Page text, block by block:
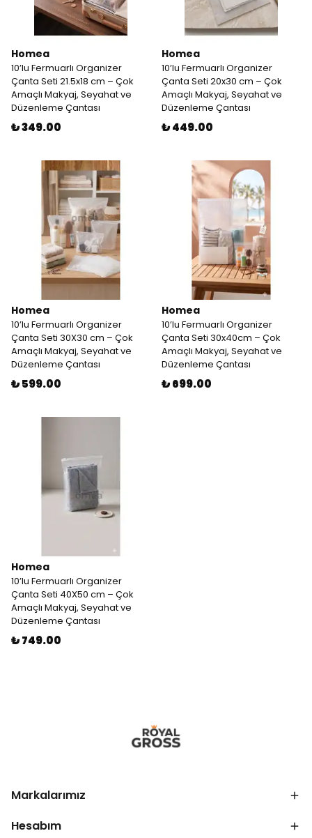
Homea
10’lu Fermuarlı Organizer
Çanta Seti 21.5x18 cm – Çok
Amaçlı Makyaj, Seyahat ve
Düzenleme Çantası
₺ 349.00
Homea
10’lu Fermuarlı Organizer
Çanta Seti 20x30 cm – Çok
Amaçlı Makyaj, Seyahat ve
Düzenleme Çantası
₺ 449.00
Homea
10’lu Fermuarlı Organizer
Çanta Seti 30X30 cm – Çok
Amaçlı Makyaj, Seyahat ve
Düzenleme Çantası
₺ 599.00
Homea
10’lu Fermuarlı Organizer
Çanta Seti 30x40cm – Çok
Amaçlı Makyaj, Seyahat ve
Düzenleme Çantası
₺ 699.00
Homea
10’lu Fermuarlı Organizer
Çanta Seti 40X50 cm – Çok
Amaçlı Makyaj, Seyahat ve
Düzenleme Çantası
₺ 749.00
Markalarımız
Hesabım